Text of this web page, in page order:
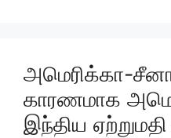
அமெரிக்கா-
காரணமாக
இந்திய ஏற்றுமதி